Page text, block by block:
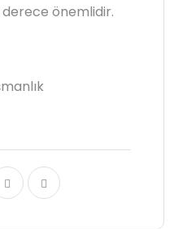
derece önemlidir.